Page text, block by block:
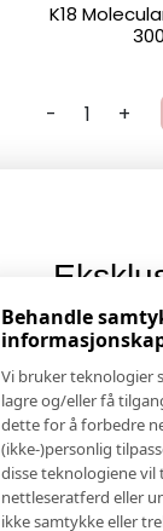
K18
- +
Salgs &
Registrer
Behandle
Vi bruker teknologier
lagre og/eller få
dette for å forbedre
(ikke-)personlig
disse teknologiene vil
nettleseratferd eller
ikke samtykke eller
Meld deg på vårt
Her får du
E-post